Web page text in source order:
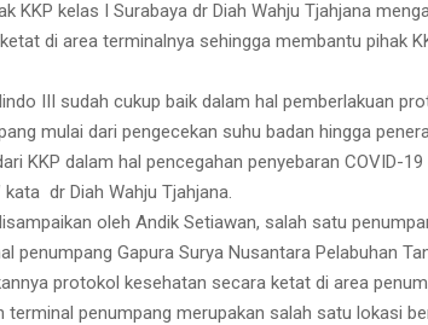
KKP kelas I Surabaya dr Diah Wahju Tjahjana
di area terminalnya sehingga membantu pihak
III sudah cukup baik dalam hal pemberlakuan
mulai dari pengecekan suhu badan hingga
KKP dalam hal pencegahan penyebaran COVID-19
dr Diah Wahju Tjahjana.
oleh Andik Setiawan, salah satu
penumpang Gapura Surya Nusantara Pelabuhan
protokol kesehatan secara ketat di area
penumpang merupakan salah satu lokasi